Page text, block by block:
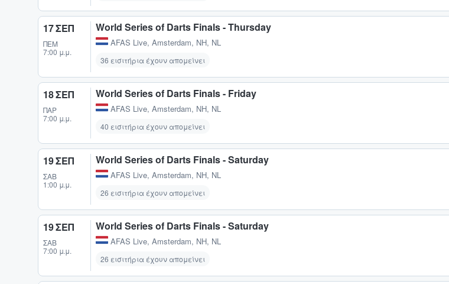
17 ΣΕΠ
ΠΈΜ
7:00 μ.μ.
World Series of Darts Finals - Thursday
AFAS Live, Amsterdam, NH, NL
36 εισιτήρια έχουν απομείνει
18 ΣΕΠ
ΠΑΡ
7:00 μ.μ.
World Series of Darts Finals - Friday
AFAS Live, Amsterdam, NH, NL
40 εισιτήρια έχουν απομείνει
19 ΣΕΠ
ΣΆΒ
1:00 μ.μ.
World Series of Darts Finals - Saturday
AFAS Live, Amsterdam, NH, NL
26 εισιτήρια έχουν απομείνει
19 ΣΕΠ
ΣΆΒ
7:00 μ.μ.
World Series of Darts Finals - Saturday
AFAS Live, Amsterdam, NH, NL
26 εισιτήρια έχουν απομείνει